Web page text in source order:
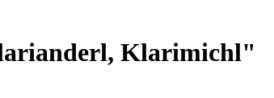
Klarimichl"